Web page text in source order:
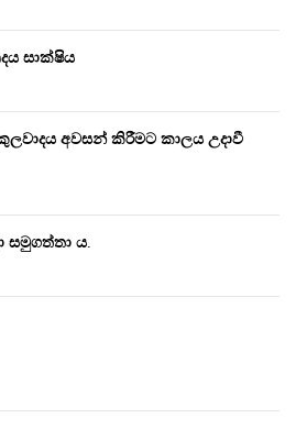
සාක්ෂිය
අවසන් කිරීමට කාලය උදාවී
සමුගත්තා ය.